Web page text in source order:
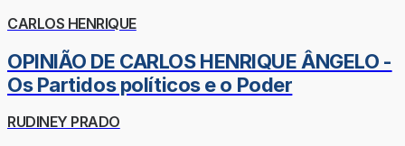
CARLOS HENRIQUE
OPINIÃO DE CARLOS HENRIQUE ÂNGELO -
Os Partidos políticos e o Poder
RUDINEY PRADO